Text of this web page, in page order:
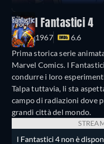
I Fantastici 4
1967
6.6
Prima storica serie
Marvel Comics. I
condurre i loro
Talpa tuttavia, li sta
campo di radiazioni dove
grandi città del mondo.
I Fantastici 4 non è